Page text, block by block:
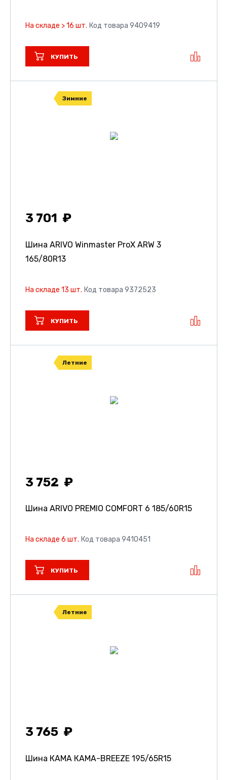
На складе > 16 шт. Код товара 9409419
КУПИТЬ
Зимние
3 701
Шина ARIVO Winmaster ProX ARW 3
165/80R13
На складе 13 шт. Код товара 9372523
КУПИТЬ
Летние
3 752
Шина ARIVO PREMIO COMFORT 6 185/60R15
На складе 6 шт. Код товара 9410451
КУПИТЬ
Летние
3 765
Шина КАМА КАМА-BREEZE 195/65R15